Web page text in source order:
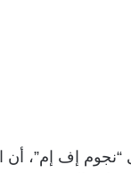
إف إم”، أن